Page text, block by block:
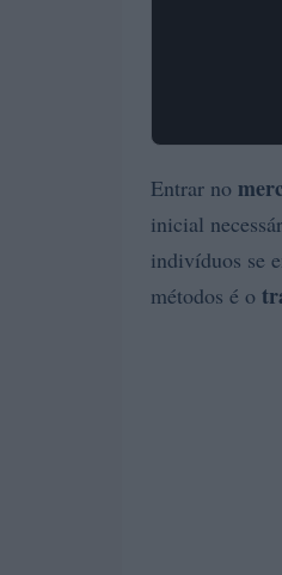
Entrar no
inicial
indivíduos se
métodos é o